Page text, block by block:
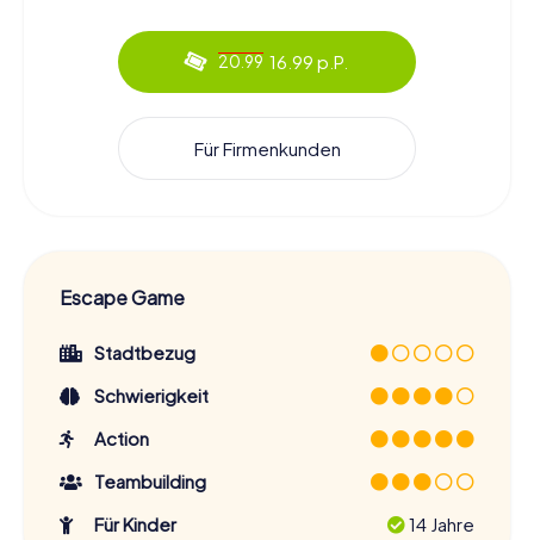
20.99 16.99 p.P.
Für Firmenkunden
Escape Game
Stadtbezug
Schwierigkeit
Action
Teambuilding
Für Kinder
14 Jahre